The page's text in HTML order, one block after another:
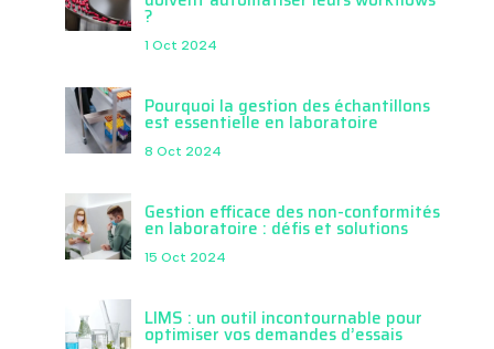
?
1 Oct 2024
Pourquoi la gestion des échantillons
est essentielle en laboratoire
8 Oct 2024
Gestion efficace des non-conformités
en laboratoire : défis et solutions
15 Oct 2024
LIMS : un outil incontournable pour
optimiser vos demandes d’essais